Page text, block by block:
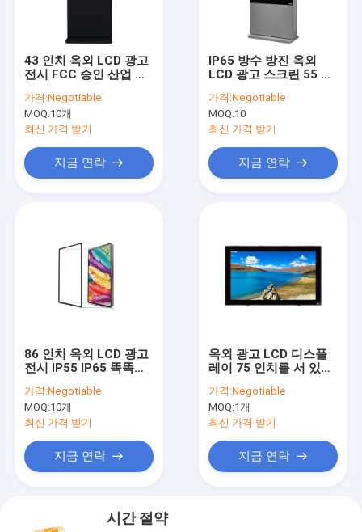
43 인치 옥외 LCD 광고
전시 FCC 승인 산업 지
가격:Negotiable
MOQ:10개
최신 가격 받기
지금 연락
IP65 방수 방진 옥외
LCD 광고 스크린 55 인
가격:Negotiable
MOQ:10
최신 가격 받기
지금 연락
86 인치 옥외 LCD 광고
전시 IP55 IP65 똑똑한
가격:Negotiable
MOQ:10개
최신 가격 받기
지금 연락
옥외 광고 LCD 디스플
레이 75 인치를 서 있는
가격:Negotiable
MOQ:1개
최신 가격 받기
지금 연락
시간 절약